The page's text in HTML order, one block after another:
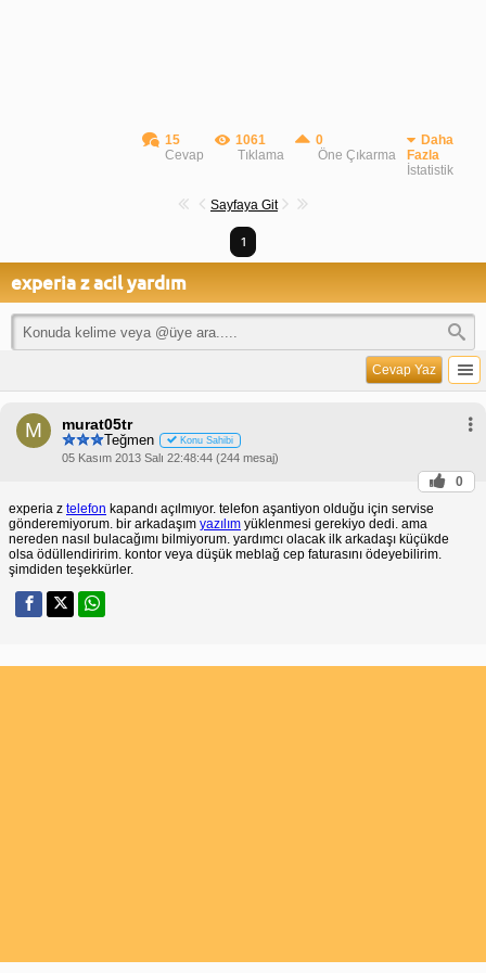
15
Cevap
1061
Tıklama
0
Öne Çıkarma
Daha
Fazla
İstatistik
Sayfaya Git
1
experia z acil yardım
Cevap Yaz
M murat05tr
Teğmen Konu Sahibi
05 Kasım 2013 Salı 22:48:44 (244 mesaj)
0
experia z telefon kapandı açılmıyor. telefon aşantiyon olduğu için servise
gönderemiyorum. bir arkadaşım yazılım yüklenmesi gerekiyo dedi. ama
nereden nasıl bulacağımı bilmiyorum. yardımcı olacak ilk arkadaşı küçükde
olsa ödüllendiririm. kontor veya düşük meblağ cep faturasını ödeyebilirim.
şimdiden teşekkürler.